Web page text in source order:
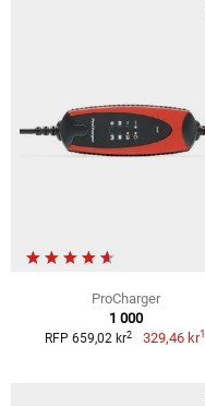
ProCharger
1 000
RFP 659,02 kr2 329,46 kr1